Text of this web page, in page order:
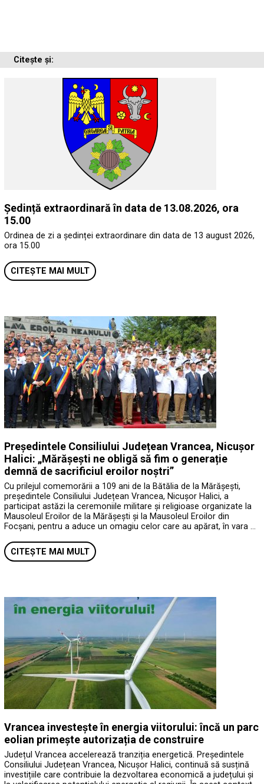
Citește și:
Ședință extraordinară în data de 13.08.2026, ora
15.00
Ordinea de zi a ședinței extraordinare din data de 13 august 2026,
ora 15.00
CITEȘTE MAI MULT
Președintele Consiliului Județean Vrancea, Nicușor
Halici: „Mărășești ne obligă să fim o generație
demnă de sacrificiul eroilor noștri”
Cu prilejul comemorării a 109 ani de la Bătălia de la Mărășești,
președintele Consiliului Județean Vrancea, Nicușor Halici, a
participat astăzi la ceremoniile militare și religioase organizate la
Mausoleul Eroilor de la Mărășești și la Mausoleul Eroilor din
Focșani, pentru a aduce un omagiu celor care au apărat, în vara …
CITEȘTE MAI MULT
Vrancea investește în energia viitorului: încă un parc
eolian primește autorizația de construire
Județul Vrancea accelerează tranziția energetică. Președintele
Consiliului Județean Vrancea, Nicușor Halici, continuă să susțină
investițiile care contribuie la dezvoltarea economică a județului și